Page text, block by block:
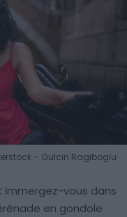
– Gulcin Ragiboglu
Immergez-vous dans
en gondole